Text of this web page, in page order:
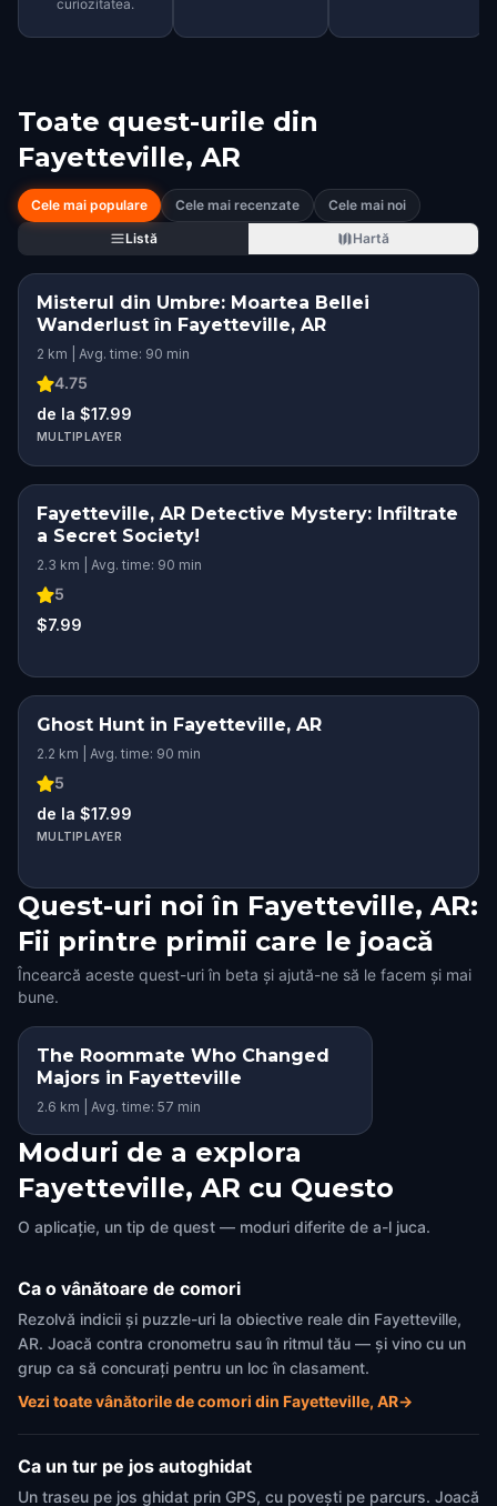
curiozitatea.
Toate quest-urile din
Fayetteville, AR
Cele mai populare Cele mai recenzate
Cele mai noi
Listă
Hartă
Misterul din Umbre: Moartea Bellei
Wanderlust în Fayetteville, AR
2 km | Avg. time: 90 min
4.75
de la $17.99
MULTIPLAYER
Fayetteville, AR Detective Mystery: Infiltrate
a Secret Society!
2.3 km | Avg. time: 90 min
5
$7.99
Ghost Hunt in Fayetteville, AR
2.2 km | Avg. time: 90 min
5
de la $17.99
MULTIPLAYER
Quest-uri noi în Fayetteville, AR:
Fii printre primii care le joacă
Încearcă aceste quest-uri în beta și ajută-ne să le facem și mai
bune.
The Roommate Who Changed
Majors in Fayetteville
2.6 km | Avg. time: 57 min
Moduri de a explora
Fayetteville, AR cu Questo
O aplicație, un tip de quest — moduri diferite de a-l juca.
Ca o vânătoare de comori
Rezolvă indicii și puzzle-uri la obiective reale din Fayetteville,
AR. Joacă contra cronometru sau în ritmul tău — și vino cu un
grup ca să concurați pentru un loc în clasament.
Vezi toate vânătorile de comori din Fayetteville, AR→
Ca un tur pe jos autoghidat
Un traseu pe jos ghidat prin GPS, cu povești pe parcurs. Joacă